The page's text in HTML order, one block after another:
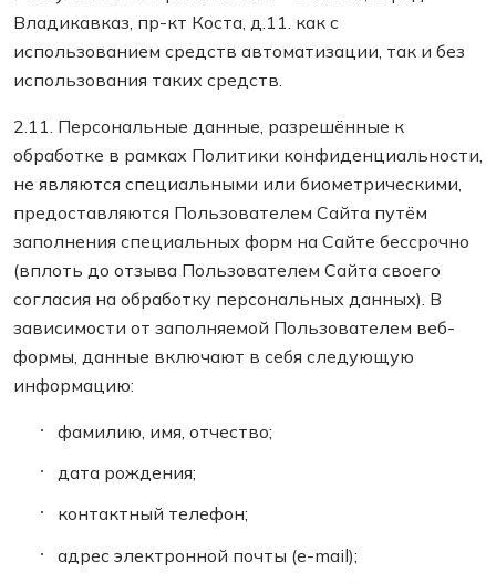
Владикавказ, пр-кт Коста, д.11. как с
использованием средств автоматизации, так и без
использования таких средств.
2.11. Персональные данные, разрешённые к
обработке в рамках Политики конфиденциальности,
не являются специальными или биометрическими,
предоставляются Пользователем Сайта путём
заполнения специальных форм на Сайте бессрочно
(вплоть до отзыва Пользователем Сайта своего
согласия на обработку персональных данных). В
зависимости от заполняемой Пользователем веб-
формы, данные включают в себя следующую
информацию:
фамилию, имя, отчество;
дата рождения;
контактный телефон;
адрес электронной почты (e-mail);